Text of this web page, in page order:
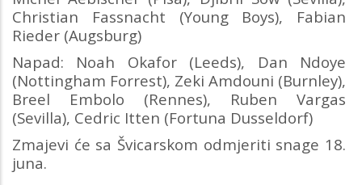
Christian Fassnacht (Young Boys), Fabian
Rieder (Augsburg)
Napad: Noah Okafor (Leeds), Dan Ndoye
(Nottingham Forrest), Zeki Amdouni (Burnley),
Breel Embolo (Rennes), Ruben Vargas
(Sevilla), Cedric Itten (Fortuna Dusseldorf)
Zmajevi će sa Švicarskom odmjeriti snage 18.
juna.